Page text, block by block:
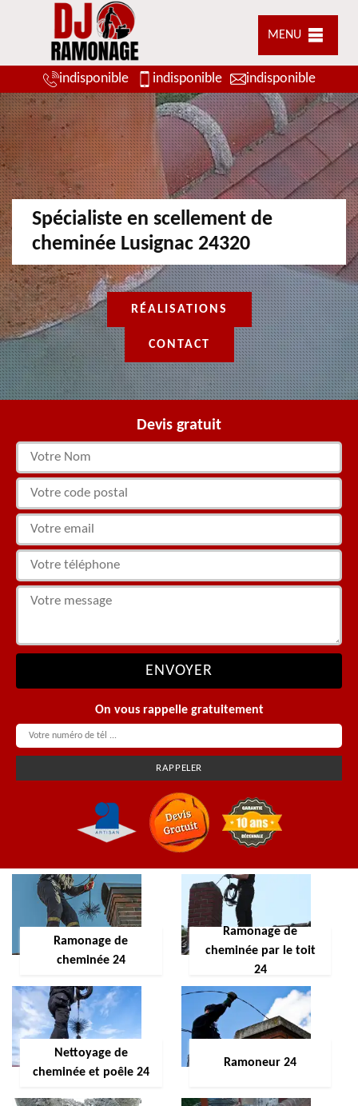
MENU
indisponible indisponible indisponible
Spécialiste en scellement de
cheminée Lusignac 24320
RÉALISATIONS
CONTACT
Devis gratuit
On vous rappelle gratuitement
Ramonage de
cheminée 24
Ramonage de
cheminée par le toit
24
Nettoyage de
cheminée et poêle 24
Ramoneur 24